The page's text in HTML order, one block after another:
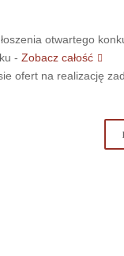
otwartego
- Zobacz całość
ofert na realizację